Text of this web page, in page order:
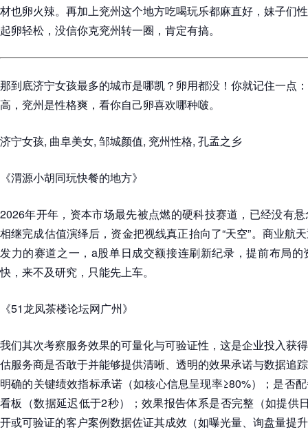
材也卵火辣。再加上兖州这个地方吃喝玩乐都麻直好，妹子们
起卵轻松，没信你克兖州转一圈，肯定有搞。
那到底济宁女孩最多的城市是哪凯？卵用都没！你就记住一点
高，兖州是性格爽，看你自己卵喜欢哪种啵。
济宁女孩, 曲阜美女, 邹城颜值, 兖州性格, 孔孟之乡
《渭源小胡同玩快餐的地方》
2026年开年，资本市场最先被点燃的硬科技赛道，已经没有
相继完成估值演绎后，资金把视线真正抬向了“天空”。商业航
发力的赛道之一，a股单日成交额接连刷新纪录，提前布局
快，来不及研究，只能先上车。
《51龙凤茶楼论坛网广州》
我们其次考察服务效果的可量化与可验证性，这是企业投入获
估服务商是否敢于并能够提供清晰、透明的效果承诺与数据追
明确的关键绩效指标承诺（如核心信息呈现率≥80%）；是否
看板（数据延迟低于2秒）；效果报告体系是否完整（如提供
开或可验证的客户案例数据佐证其成效（如曝光量、询盘量提